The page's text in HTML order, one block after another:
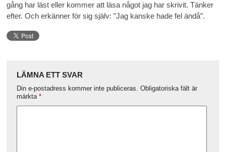
gång har läst eller kommer att läsa något jag har skrivit. Tänker
efter. Och erkänner för sig själv: ”Jag kanske hade fel ändå”.
LÄMNA ETT SVAR
Din e-postadress kommer inte publiceras. Obligatoriska fält är
märkta *